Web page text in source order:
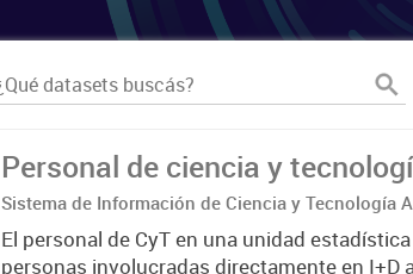
Personal de ciencia y
Sistema de Información de Ciencia y Tecnología
El personal de CyT en una unidad
personas involucradas directamente en I+D